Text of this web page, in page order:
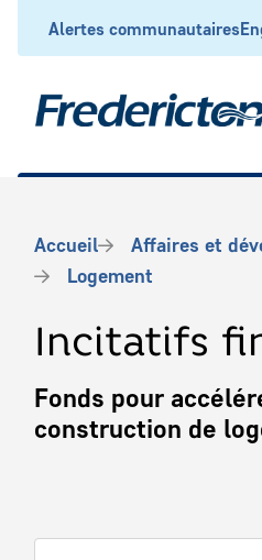
principal
Header
Alertes communautaires
Fil
d'Ariane
Accueil
Affaires et
Logement
Incitatifs
Fonds pour
construction de